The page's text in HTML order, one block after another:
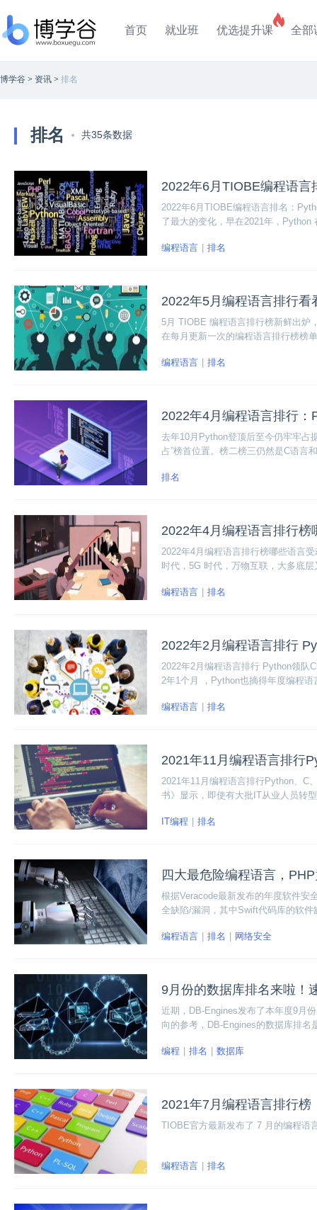
首页 就业班 优选提升课 全部
博学谷 > 资讯 > 排名
排名 共35条数据
2022年6月TIOBE编程语
2022年6月TIOBE编程语言排名：
了最大的变化，早在2021年，
编程语言 排名
2022年5月编程语言排行看
5月 TIOBE 编程语言排行榜新鲜出炉
在每月更新一次的编程语言排行榜榜
n、C、Java、C++ 和 C#。
编程语言 排名
2022年4月编程语言排行：
去年10月Python登顶后至今仍牢牢占
占”榜首位置。榜二榜三仍然是C语言
排名
2022年4月编程语言排行榜
2022年4月编程语言排行榜哪些语言
时代，5G 时代，万物互联，大多底
编程语言
排名
2022年2月编程语言排行
2022年2月编程语言排行 Python领队
2年1个月 ，Python也摘得年度编程
编程语言
排名
2021年11月编程语言排行
2021年11月编程语言排行Python、C
书》显示，即使有大批IT从业人员转
IT编程
排名
四大最危险编程语言，
根据Veracode最新发布的年度软件安
全缺陷/漏洞，其中Swift代码库的软
编程语言
排名 网络安全
9月份的数据库排名来啦！
近期，DB-Engines发布了本年度9月
向的参考，DB-Engines的数据库排
编程
排名 数据库
2021年7月编程语言排行榜
TIOBE官方最新发布了 7 月的编程语
编程语言 排名